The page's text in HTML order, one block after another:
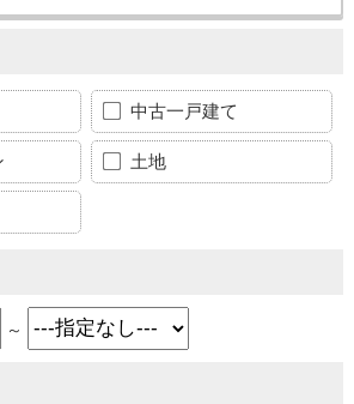
中古一戸建て
土地
～